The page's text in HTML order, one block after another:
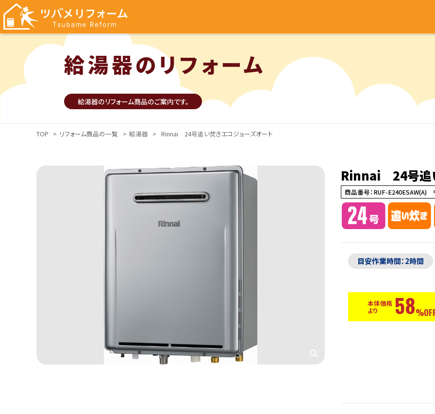
給湯器のリフォーム
給湯器のリフォーム商品のご案内です。
TOP > リフォーム商品の一覧 > 給湯器 > Rinnai 24号追い焚きエコジョーズオート
Rinnai 24号追
商品番号：RUF-E240ESAW(A)
目安作業時間：2時間
本体価格
より 58